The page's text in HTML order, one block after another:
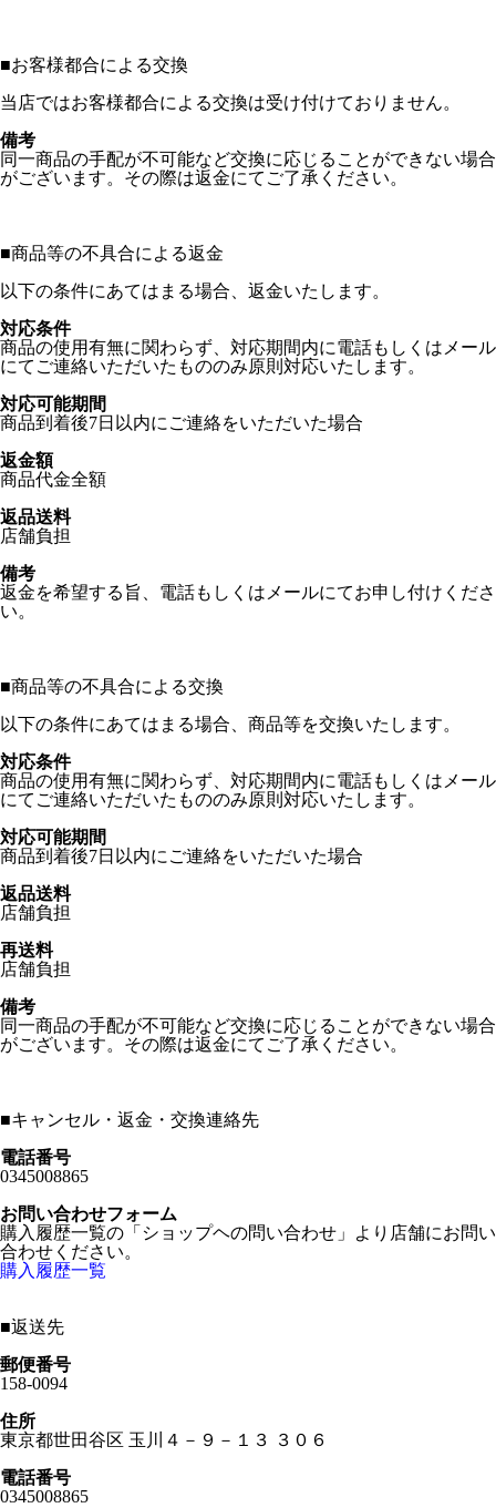
■お客様都合による交換
当店ではお客様都合による交換は受け付けておりません。
備考
同一商品の手配が不可能など交換に応じることができない場合
がございます。その際は返金にてご了承ください。
■商品等の不具合による返金
以下の条件にあてはまる場合、返金いたします。
対応条件
商品の使用有無に関わらず、対応期間内に電話もしくはメール
にてご連絡いただいたもののみ原則対応いたします。
対応可能期間
商品到着後7日以内にご連絡をいただいた場合
返金額
商品代金全額
返品送料
店舗負担
備考
返金を希望する旨、電話もしくはメールにてお申し付けくださ
い。
■商品等の不具合による交換
以下の条件にあてはまる場合、商品等を交換いたします。
対応条件
商品の使用有無に関わらず、対応期間内に電話もしくはメール
にてご連絡いただいたもののみ原則対応いたします。
対応可能期間
商品到着後7日以内にご連絡をいただいた場合
返品送料
店舗負担
再送料
店舗負担
備考
同一商品の手配が不可能など交換に応じることができない場合
がございます。その際は返金にてご了承ください。
■キャンセル・返金・交換連絡先
電話番号
0345008865
お問い合わせフォーム
購入履歴一覧の「ショップヘの問い合わせ」より店舗にお問い
合わせください。
購入履歴一覧
■返送先
郵便番号
158-0094
住所
東京都世田谷区 玉川４－９－１３ ３０６
電話番号
0345008865